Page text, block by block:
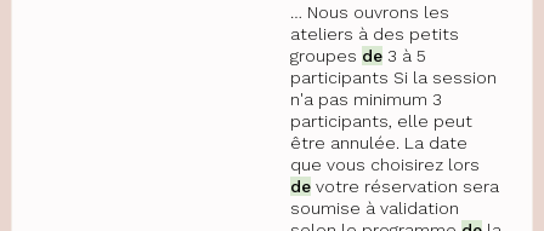
… Nous ouvrons les
ateliers à des petits
groupes de 3 à 5
participants Si la session
n'a pas minimum 3
participants, elle peut
être annulée. La date
que vous choisirez lors
de votre réservation sera
soumise à validation